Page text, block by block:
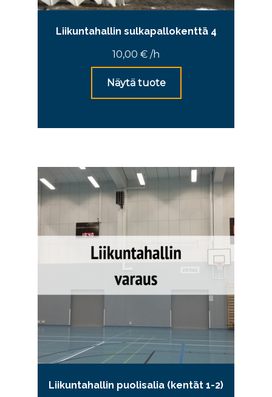
Liikuntahallin sulkapallokenttä 4
10,00 € /h
Näytä tuote
Liikuntahallin puolisalia (kentät 1-2)